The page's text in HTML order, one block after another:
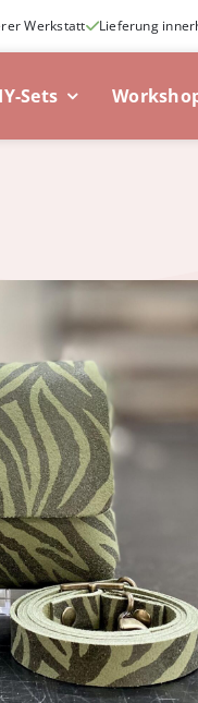
Werkstatt Lieferung
Sets